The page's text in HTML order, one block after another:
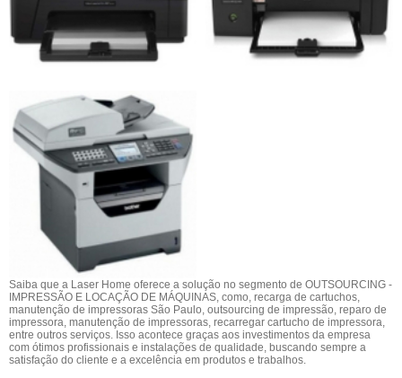
Saiba que a Laser Home oferece a solução no segmento de OUTSOURCING -
IMPRESSÃO E LOCAÇÃO DE MÁQUINAS, como, recarga de cartuchos,
manutenção de impressoras São Paulo, outsourcing de impressão, reparo de
impressora, manutenção de impressoras, recarregar cartucho de impressora,
entre outros serviços. Isso acontece graças aos investimentos da empresa
com ótimos profissionais e instalações de qualidade, buscando sempre a
satisfação do cliente e a excelência em produtos e trabalhos.